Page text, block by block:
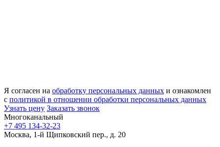
Я согласен на обработку персональных данных и ознакомлен
с политикой в отношении обработки персональных данных
Узнать цену Заказать звонок
Многоканальный
+7 495 134-32-23
Москва, 1-й Щипковский пер., д. 20